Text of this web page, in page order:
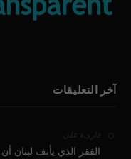
آخر التعليقات
قارىء على
الفقر الذي يأنف لبنان